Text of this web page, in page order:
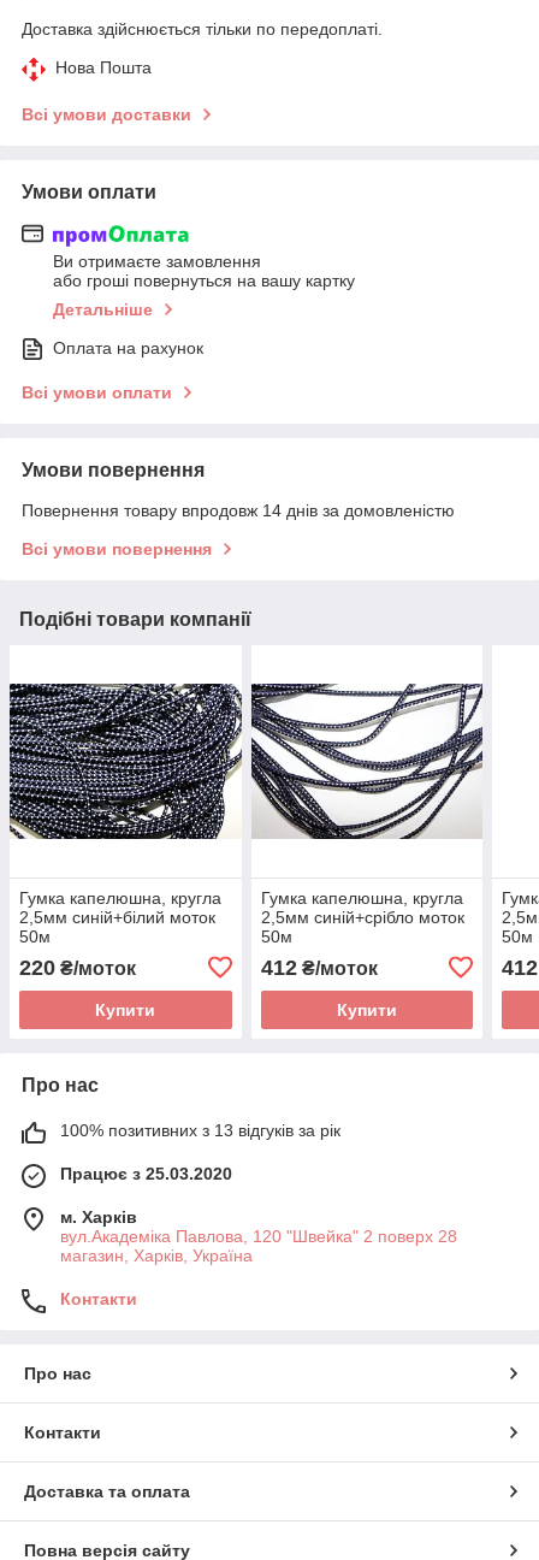
Доставка здійснюється тільки по передоплаті.
Нова Пошта
Всі умови доставки
Умови оплати
Ви отримаєте замовлення
або гроші повернуться на вашу картку
Детальніше
Оплата на рахунок
Всі умови оплати
Умови повернення
Повернення товару впродовж 14 днів за домовленістю
Всі умови повернення
Подібні товари компанії
Гумка капелюшна, кругла
2,5мм синій+білий моток
50м
220 ₴/моток
Купити
Гумка капелюшна, кругла
2,5мм синій+срібло моток
50м
412₴/моток
Купити
50м
412
Про нас
100% позитивних з 13 відгуків за рік
Працює з 25.03.2020
м. Харків
вул.Академіка Павлова, 120 "Швейка" 2 поверх 28
магазин, Харків, Україна
Контакти
Про нас
Контакти
Доставка та оплата
Повна версія сайту